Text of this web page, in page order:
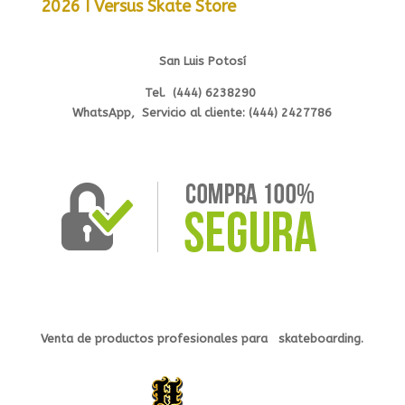
2026 I Versus Skate Store
San Luis Potosí
Tel. (444) 6238290
WhatsApp, Servicio al cliente: (444) 2427786
Venta de productos profesionalespara skateboarding.